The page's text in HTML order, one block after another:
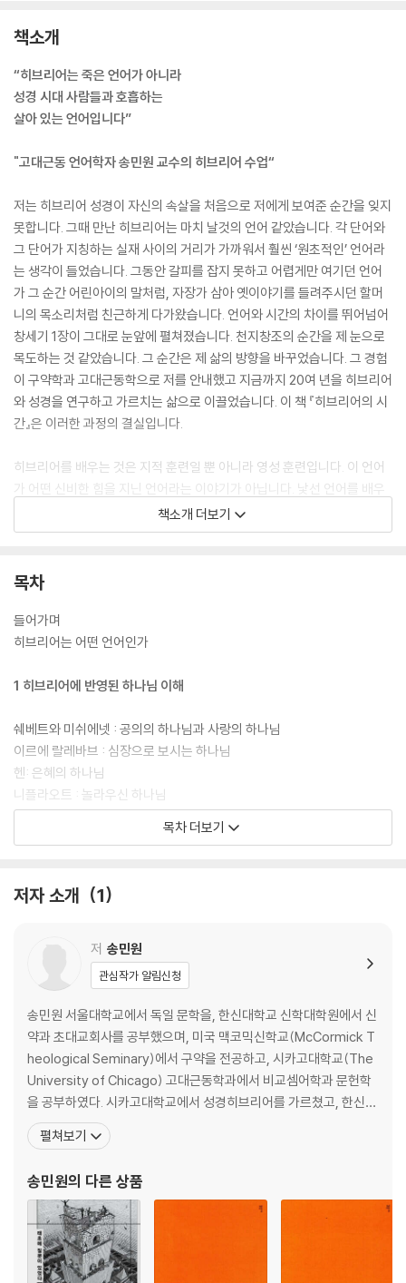
책소개
“히브리어는 죽은 언어가 아니라
성경 시대 사람들과 호흡하는
살아 있는 언어입니다”
"고대근동 언어학자 송민원 교수의 히브리어 수업“
저는 히브리어 성경이 자신의 속살을 처음으로 저에게 보여준 순간을 잊지
못합니다. 그때 만난 히브리어는 마치 날것의 언어 같았습니다. 각 단어와
그 단어가 지칭하는 실재 사이의 거리가 가까워서 훨씬 ‘원초적인’ 언어라
는 생각이 들었습니다. 그동안 갈피를 잡지 못하고 어렵게만 여기던 언어
가 그 순간 어린아이의 말처럼, 자장가 삼아 옛이야기를 들려주시던 할머
니의 목소리처럼 친근하게 다가왔습니다. 언어와 시간의 차이를 뛰어넘어
창세기 1장이 그대로 눈앞에 펼쳐졌습니다. 천지창조의 순간을 제 눈으로
목도하는 것 같았습니다. 그 순간은 제 삶의 방향을 바꾸었습니다. 그 경험
이 구약학과 고대근동학으로 저를 안내했고 지금까지 20여 년을 히브리어
와 성경을 연구하고 가르치는 삶으로 이끌었습니다. 이 책 『히브리어의 시
간』은 이러한 과정의 결실입니다.
히브리어를 배우는 것은 지적 훈련일 뿐 아니라 영성 훈련입니다. 이 언어
가 어떤 신비한 힘을 지닌 언어라는 이야기가 아닙니다. 낯선 언어를 배우
는 것이 우리로 하여금 익숙한 틀에서 벗어나게 한다는 점에서 그렇다는
것입니다. 신앙생활을 오래 하다 보면 해오던 대로 익숙한 방식에 안주하
니다. 음악 전공자들은 일부러 불규칙한 리듬이나 불협화음을 듣는 훈련을
어를 배우는 것도 이와 같습니다. 낯선 언어를 배우는 일은 우리를 안전하
고 익숙한 틀 밖으로 내몹니다. 평소에 듣던 음역대를 벗어난 하나님의 낯
될 것입니다.
책소개 더보기
목차
들어가며
히브리어는 어떤 언어인가
1 히브리어에 반영된 하나님 이해
쉐베트와 미쉬에넷 : 공의의 하나님과 사랑의 하나님
이르에 랄레바브 : 심장으로 보시는 하나님
헨: 은혜의 하나님
니플라오트 : 놀라우신 하나님
카도쉬 : 거룩하신 하나님
헤세드 : 한결같이 변함없으신 하나님
아담: 붉은 흙으로 만들어진 존재
이쉬와 잇샤 : 남자와 여자, 한 포기 풀과 같은 존재
자켄 : 나이가 들어간다는 것은
바브 : “검으나 아름다우니” vs. “검어서 예쁘단다”
나비 : 주인공은 사람이 아니라 하나님의 말씀이다
마쯜리아흐 : 하나님이 함께하시는 사람
게르 : 우리는 모두 난민입니다
에쉐트 하일 : 고대 이스라엘의 여성상
바라크: 복이란 무엇인가
샬롬: 당신의 온전함은 무엇입니까
레브 쇼메아 : 지혜란 무엇인가
마샬: 잠언이란 무엇인가
목차 더보기
저자 소개 1
저 송민원
관심작가 알림신청
송민원 서울대학교에서 독일 문학을, 한신대학교 신학대학원에서 신
약과 초대교회사를 공부했으며, 미국 맥코믹신학교(McCormick T
heological Seminary)에서 구약을 전공하고, 시카고대학교(The
University of Chicago) 고대근동학과에서 비교셈어학과 문헌학
을 공부하였다. 시카고대학교에서 성경히브리어를 가르쳤고, 한신대
학교에서 지혜문학과 오경연구 등을 강의했다. 미국 남침례회(Sout
hern Baptist Convention)에서 안수받은 목사로서, 2012년부터
f Biblic
펼쳐보기
송민원의 다른 상품